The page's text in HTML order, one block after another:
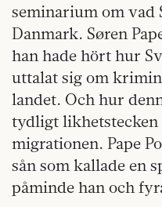
seminarium om vad
Danmark. Søren
han hade hört hur
uttalat sig om
landet. Och hur
tydligt likhetstecken
migrationen. Pape
sån som kallade en
påminde han och